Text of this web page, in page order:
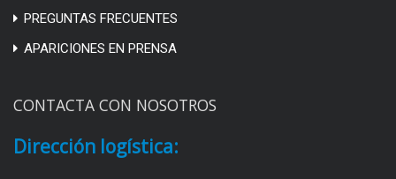
PREGUNTAS FRECUENTES
APARICIONES EN PRENSA
CONTACTA CON NOSOTROS
Dirección logística: